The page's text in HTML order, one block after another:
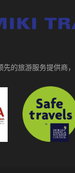
的旅游服务提供商